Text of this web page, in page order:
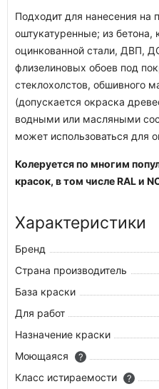
Подходит для нанесения на
оштукатуренные; из бетона,
оцинкованной стали, ДВП,
флизелиновых обоев под
стеклохолстов, обшивного
(допускается окраска
водными или масляными
может использоваться для
Колеруется по многим
красок, в том числе RAL и
Характеристики
Бренд
Страна производитель
База краски
Для работ
Назначение краски
Моющаяся
?
Класс истираемости
?